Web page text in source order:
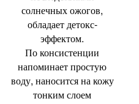
солнечных ожогов,
обладает детокс-
эффектом.
По консистенции
напоминает простую
воду, наносится на кожу
тонким слоем